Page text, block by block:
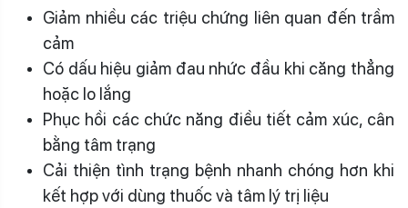
Giảm nhiều các triệu chứng liên quan đến trầm
cảm
Có dấu hiệu giảm đau nhức đầu khi căng thẳng
hoặc lo lắng
Phục hồi các chức năng điều tiết cảm xúc, cân
bằng tâm trạng
Cải thiện tình trạng bệnh nhanh chóng hơn khi
kết hợp với dùng thuốc và tâm lý trị liệu